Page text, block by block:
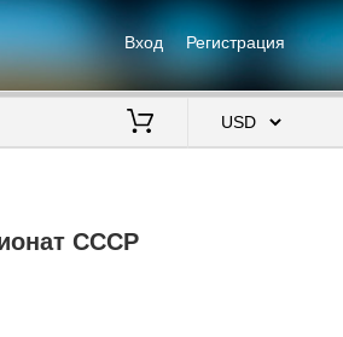
Вход Регистрация
СССР